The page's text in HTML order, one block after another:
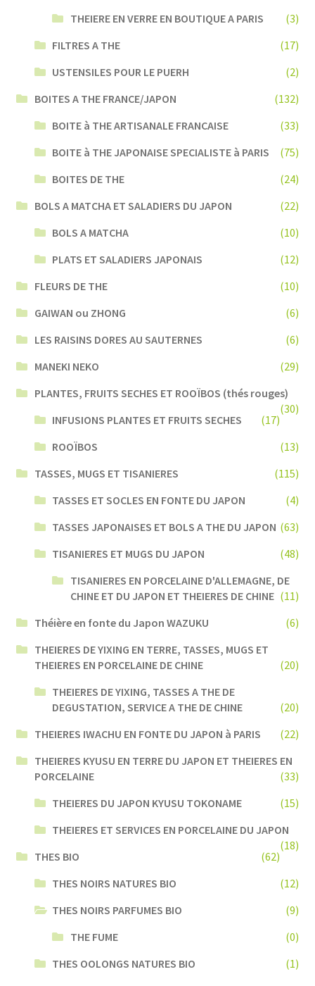
THEIERE EN VERRE EN BOUTIQUE A PARIS
(3)
FILTRES A THE
(17)
USTENSILES POUR LE PUERH
(2)
BOITES A THE FRANCE/JAPON
(132)
BOITE à THE ARTISANALE FRANCAISE
(33)
BOITE à THE JAPONAISE SPECIALISTE à PARIS
(75)
BOITES DE THE
(24)
BOLS A MATCHA ET SALADIERS DU JAPON
(22)
BOLS A MATCHA
(10)
PLATS ET SALADIERS JAPONAIS
(12)
FLEURS DE THE
(10)
GAIWAN ou ZHONG
(6)
LES RAISINS DORES AU SAUTERNES
(6)
MANEKI NEKO
(29)
PLANTES, FRUITS SECHES ET ROOÏBOS (thés rouges)
(30)
INFUSIONS PLANTES ET FRUITS SECHES
(17)
ROOÏBOS
(13)
TASSES, MUGS ET TISANIERES
(115)
TASSES ET SOCLES EN FONTE DU JAPON
(4)
TASSES JAPONAISES ET BOLS A THE DU JAPON (63)
TISANIERES ET MUGS DU JAPON
(48)
TISANIERES EN PORCELAINE D'ALLEMAGNE, DE
CHINE ET DU JAPON ET THEIERES DE CHINE (11)
Théière en fonte du Japon WAZUKU
(6)
THEIERES DE YIXING EN TERRE, TASSES, MUGS ET
THEIERES EN PORCELAINE DE CHINE
(20)
THEIERES DE YIXING, TASSES A THE DE
DEGUSTATION, SERVICE A THE DE CHINE
(20)
THEIERES IWACHU EN FONTE DU JAPON à PARIS
(22)
THEIERES KYUSU EN TERRE DU JAPON ET THEIERES EN
PORCELAINE
(33)
THEIERES DU JAPON KYUSU TOKONAME
(15)
THEIERES ET SERVICES EN PORCELAINE DU JAPON
(18)
THES BIO
(62)
THES NOIRS NATURES BIO
(12)
THES NOIRS PARFUMES BIO
(9)
THE FUME
(0)
THES OOLONGS NATURES BIO
(1)